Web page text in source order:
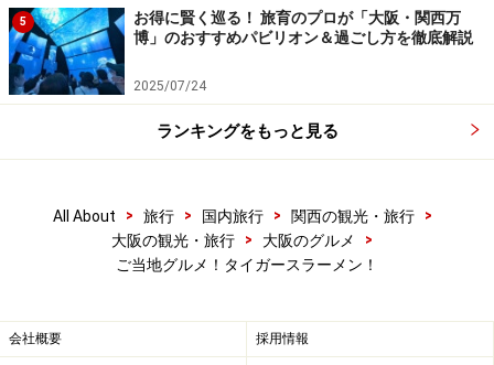
5
お得に賢く巡る！ 旅育のプロが「大阪・関西万
博」のおすすめパビリオン＆過ごし方を徹底解説
2025/07/24
ランキングをもっと見る
All About > 旅行 > 国内旅行 > 関西の観光・旅行
>
大阪の観光・旅行
> 大阪のグルメ
>
ご当地グルメ！タイガースラーメン！
会社概要 採用情報